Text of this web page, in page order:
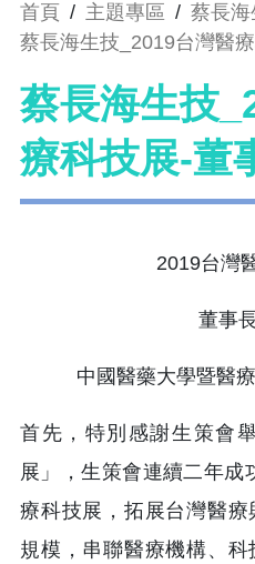
首頁 / 主題專區 / 蔡長海
蔡長海生技​_2019台灣醫
蔡長海生技​
療科技展-董
2019台灣
董事
中國醫藥大學暨醫
首先，特別感謝生策會
展」，生策會連續二年成
療科技展，拓展台灣醫
規模，串聯醫療機構、